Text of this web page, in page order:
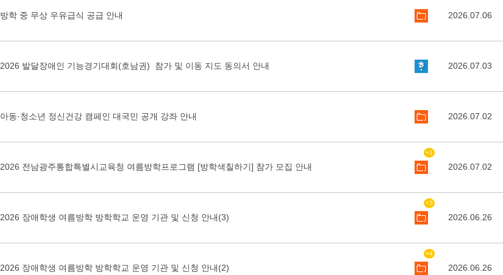
방학 중 무상 우유급식 공급 안내 2026.07.06
2026 발달장애인 기능경기대회(호남권) 참가 및 이동 지도 동의서 안내 2026.07.03
아동·청소년 정신건강 캠페인 대국민 공개 강좌 안내 2026.07.02
2026 전남광주통합특별시교육청 여름방학프로그램 [방학색칠하기] 참가 모집 안내
+1
2026.07.02
2026 장애학생 여름방학 방학학교 운영 기관 및 신청 안내(3)
+3
2026.06.26
2026 장애학생 여름방학 방학학교 운영 기관 및 신청 안내(2)
+4
2026.06.26